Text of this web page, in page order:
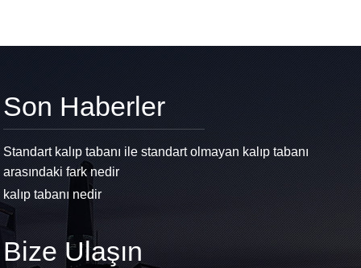
Son Haberler
Standart kalıp tabanı ile standart olmayan kalıp tabanı
arasındaki fark nedir
kalıp tabanı nedir
Bize Ulaşın